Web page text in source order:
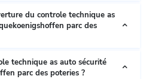
du controle technique as
parc des
technique as auto sécurité
parc des poteries ?